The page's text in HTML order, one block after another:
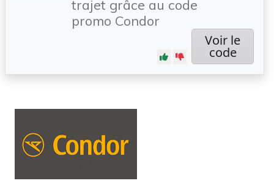
trajet grâce au code
promo Condor
Voir le
code